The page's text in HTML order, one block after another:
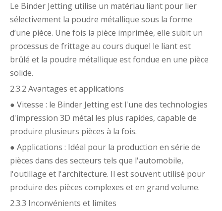
Le Binder Jetting utilise un matériau liant pour lier
sélectivement la poudre métallique sous la forme
d’une pièce. Une fois la pièce imprimée, elle subit un
processus de frittage au cours duquel le liant est
brûlé et la poudre métallique est fondue en une pièce
solide.
2.3.2 Avantages et applications
● Vitesse : le Binder Jetting est l'une des technologies
d'impression 3D métal les plus rapides, capable de
produire plusieurs pièces à la fois.
● Applications : Idéal pour la production en série de
pièces dans des secteurs tels que l'automobile,
l'outillage et l'architecture. Il est souvent utilisé pour
produire des pièces complexes et en grand volume.
2.3.3 Inconvénients et limites